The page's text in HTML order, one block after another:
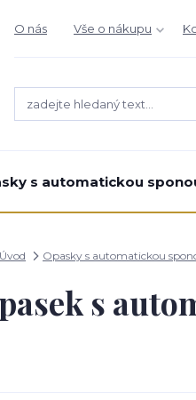
O nás Vše o nákupu
s automatickou
Úvod Opasky s automatickou
s